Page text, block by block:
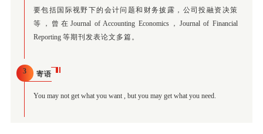
要包括国际视野下的会计问题和财务披露，公司投融资决策
等，曾在 Journal of Accounting Economics，Journal of Financial
Reporting 等期刊发表论文多篇。
3 寄语
You may not get what you want , but you may get what you need.